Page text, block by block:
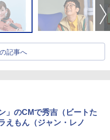
記事へ
」のCMで秀吉（ビートた
えもん（ジャン・レノ